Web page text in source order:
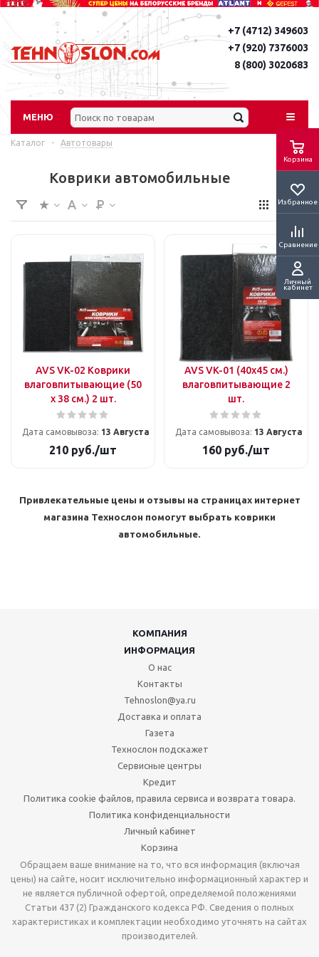
Корзина
Избранное
Сравнение
Личный
кабинет
+7 (4712) 349603
+7 (920) 7376003
8 (800) 3020683
МЕНЮ
Каталог - Автотовары
Коврики автомобильные
AVS VK-02 Коврики
влаговпитывающие (50
х 38 см.) 2 шт.
Дата самовывоза: 13 Августа
210 руб./шт
AVS VK-01 (40х45 см.)
влаговпитывающие 2
шт.
Дата самовывоза: 13 Августа
160 руб./шт
Привлекательные цены и отзывы на страницах интернет
магазина Технослон помогут выбрать коврики
автомобильные.
КОМПАНИЯ
ИНФОРМАЦИЯ
О нас
Контакты
Tehnoslon@ya.ru
Доставка и оплата
Газета
Технослон подскажет
Сервисные центры
Кредит
Политика cookie файлов, правила сервиса и возврата товара.
Политика конфиденциальности
Личный кабинет
Корзина
Обращаем ваше внимание на то, что вся информация (включая
цены) на сайте, носит исключительно информационный характер и
не является публичной офертой, определяемой положениями
Статьи 437 (2) Гражданского кодекса РФ. Сведения о полных
характеристиках и комплектации необходимо уточнять на сайтах
производителей.